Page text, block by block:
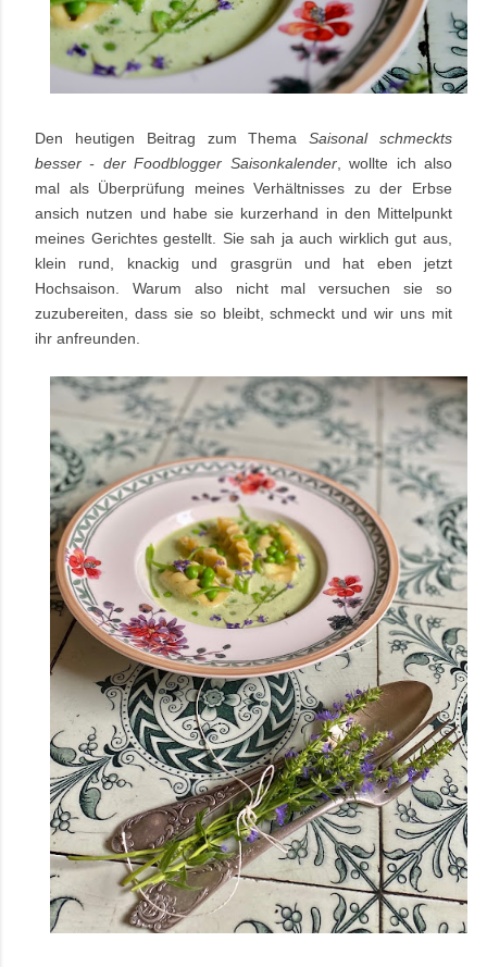
Den heutigen Beitrag zum ThemaSaisonal schmeckts
besser - der Foodblogger Saisonkalender, wollte ich also
mal als Überprüfung meines Verhältnisses zu der Erbse
ansich nutzen und habe sie kurzerhand in den Mittelpunkt
meines Gerichtes gestellt. Sie sah ja auch wirklich gut aus,
klein rund, knackig und grasgrün und hat eben jetzt
Hochsaison. Warum also nicht mal versuchen sie so
zuzubereiten, dass sie so bleibt, schmeckt und wir uns mit
ihr anfreunden.